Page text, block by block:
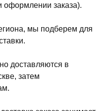
оформлении заказа).
мы подберем для
доставляются в
затем